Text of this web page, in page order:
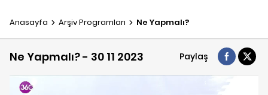
Anasayfa Arşiv Programları Ne Yapmalı?
Ne Yapmalı? - 30 11 2023 Paylaş